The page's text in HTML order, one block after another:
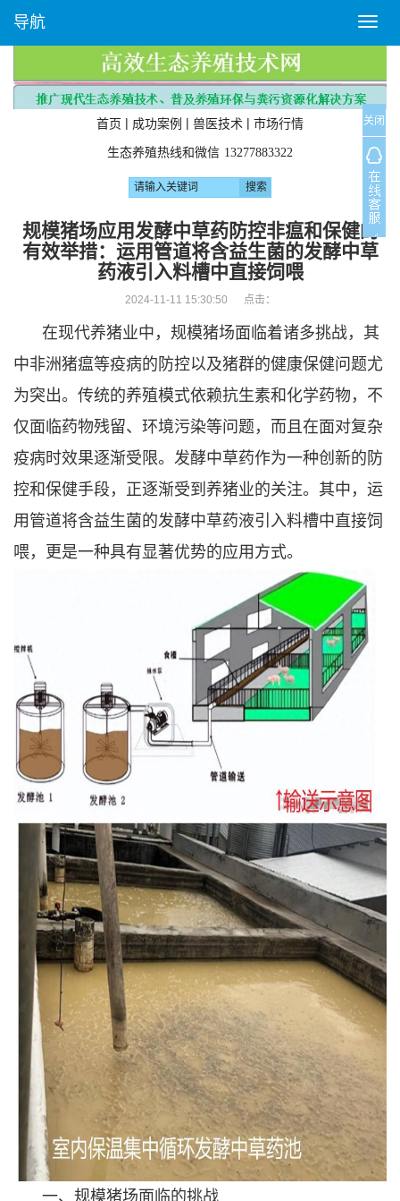
T
o
g
l
e
n
a
v
i
g
a
t
导航
首页 | 成功案例 | 兽医技术 | 市场行情
生态养殖热线和微信 13277883322
规模猪场应用发酵中草药防控非瘟和保健的
有效举措：运用管道将含益生菌的发酵中草
药液引入料槽中直接饲喂
2024-11-11 15:30:50 点击：
在现代养猪业中，规模猪场面临着诸多挑战，其
中非洲猪瘟等疫病的防控以及猪群的健康保健问题尤
为突出。传统的养殖模式依赖抗生素和化学药物，不
仅面临药物残留、环境污染等问题，而且在面对复杂
疫病时效果逐渐受限。发酵中草药作为一种创新的防
控和保健手段，正逐渐受到养猪业的关注。其中，运
用管道将含益生菌的发酵中草药液引入料槽中直接饲
喂，更是一种具有显著优势的应用方式。
一、规模猪场面临的挑战
关闭